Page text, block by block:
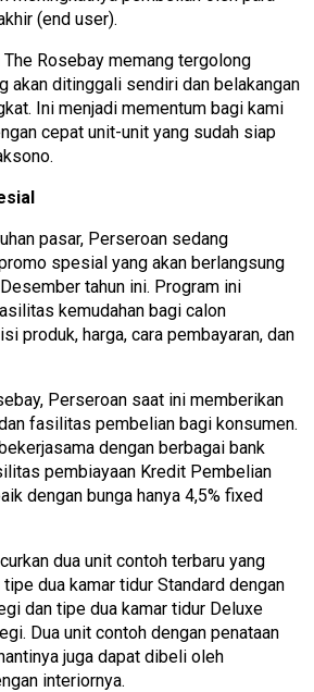
(end user).
Rosebay memang tergolong
akan ditinggali sendiri dan belakangan
Ini menjadi mementum bagi kami
cepat unit-unit yang sudah siap
pasar, Perseroan sedang
spesial yang akan berlangsung
tahun ini. Program ini
kemudahan bagi calon
produk, harga, cara pembayaran, dan
Perseroan saat ini memberikan
fasilitas pembelian bagi konsumen.
dengan berbagai bank
pembiayaan Kredit Pembelian
dengan bunga hanya 4,5% fixed
dua unit contoh terbaru yang
dua kamar tidur Standard dengan
dan tipe dua kamar tidur Deluxe
Dua unit contoh dengan penataan
juga dapat dibeli oleh
interiornya.